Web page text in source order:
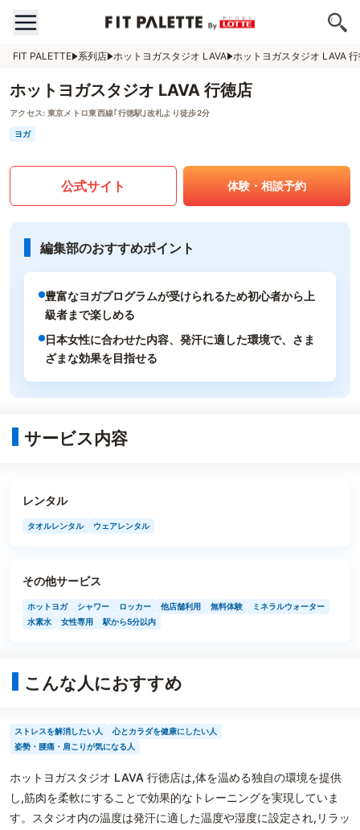
FIT PALETTE 系列店 ホットヨガスタジオ LAVA ホットヨガスタジオ LAVA
ホットヨガスタジオ LAVA 行徳店
アクセス: 東京メトロ東西線｢行徳駅｣改札より徒歩2分
ヨガ
公式サイト 体験・相談予約
編集部のおすすめポイント
豊富なヨガプログラムが受けられるため初心者から上
級者まで楽しめる
日本女性に合わせた内容、発汗に適した環境で、さま
ざまな効果を目指せる
サービス内容
レンタル
タオルレンタル ウェアレンタル
その他サービス
ホットヨガ シャワー ロッカー 他店舗利用 無料体験
ミネラルウォーター
水素水
女性専用 駅から5分以内
こんな人におすすめ
ストレスを解消したい人
心とカラダを健康にしたい人
姿勢・腰痛・肩こりが気になる人
ホットヨガスタジオ LAVA 行徳店は,体を温める独自の環境を提供
し,筋肉を柔軟にすることで効果的なトレーニングを実現していま
す。スタジオ内の温度は発汗に適した温度や湿度に設定され,リラッ